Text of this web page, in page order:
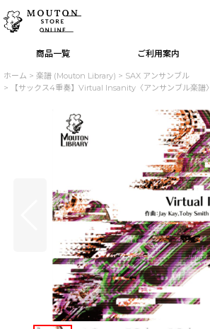
商品一覧 ご利用案内
ホーム > 楽譜 (Mouton Library) > SAX アンサンブル
>
【サックス4重奏】Virtual Insanity〈アンサンブル楽譜〉